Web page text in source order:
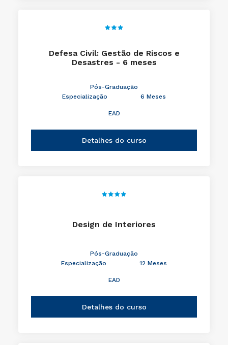
Defesa Civil: Gestão de Riscos e
Desastres - 6 meses
Pós-Graduação
Especialização
6 Meses
EAD
Detalhes do curso
Design de Interiores
Pós-Graduação
Especialização
12 Meses
EAD
Detalhes do curso